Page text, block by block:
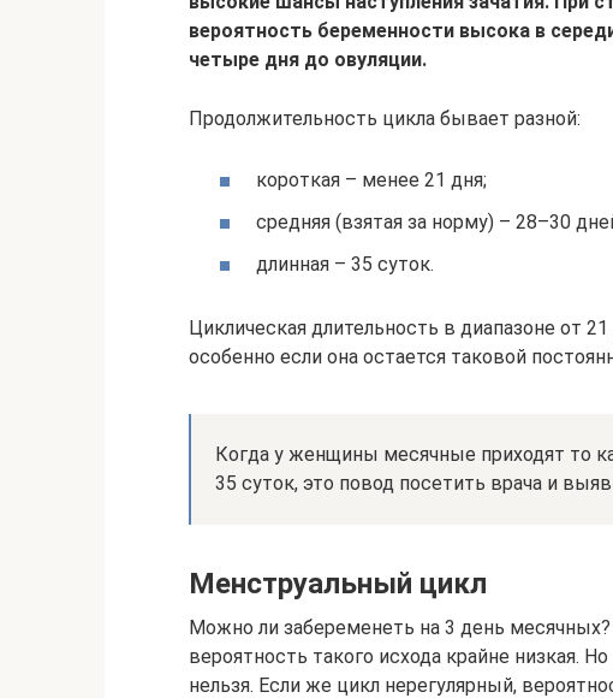
вероятность беременности высока в
четыре дня до овуляции.
Продолжительность цикла бывает разной:
короткая – менее 21 дня;
средняя (взятая за норму) – 28–30
длинная – 35 суток.
Циклическая длительность в диапазоне от
особенно если она остается таковой
Когда у женщины месячные приходят то
35 суток, это повод посетить врача и
Менструальный цикл
Можно ли забеременеть на 3 день
вероятность такого исхода крайне низкая.
нельзя. Если же цикл нерегулярный,